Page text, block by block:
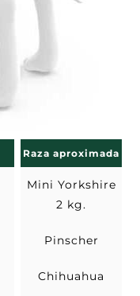
Raza aproximada
Mini Yorkshire
2 kg.
Pinscher
Chihuahua